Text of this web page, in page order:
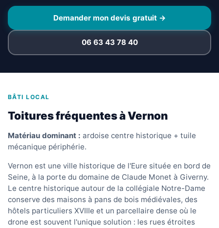
Demander mon devis gratuit →
06 63 43 78 40
BÂTI LOCAL
Toitures fréquentes à Vernon
Matériau dominant : ardoise centre historique + tuile
mécanique périphérie.
Vernon est une ville historique de l'Eure située en bord de
Seine, à la porte du domaine de Claude Monet à Giverny.
Le centre historique autour de la collégiale Notre-Dame
conserve des maisons à pans de bois médiévales, des
hôtels particuliers XVIIIe et un parcellaire dense où le
drone est souvent l'unique solution : les rues étroites